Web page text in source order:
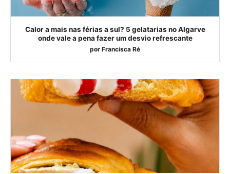
Calor a mais nas férias a sul? 5 gelatarias no Algarve
onde vale a pena fazer um desvio refrescante
por Francisca Ré